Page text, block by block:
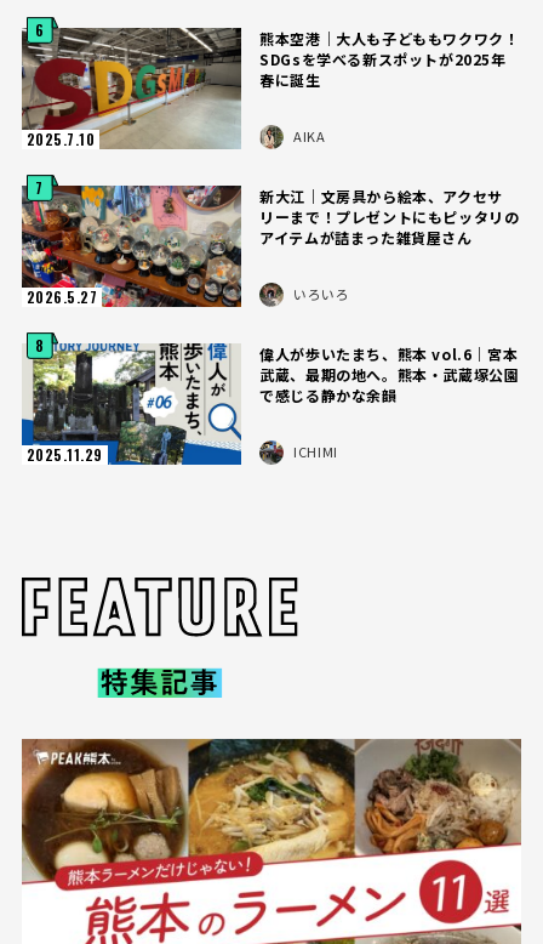
6
2025.7.10
熊本空港｜大人も子どももワクワク！
SDGsを学べる新スポットが2025年
春に誕生
AIKA
7
2026.5.27
新大江｜文房具から絵本、アクセサ
リーまで！プレゼントにもピッタリの
アイテムが詰まった雑貨屋さん
いろいろ
8
2025.11.29
偉人が歩いたまち、熊本 vol.6｜宮本
武蔵、最期の地へ。熊本・武蔵塚公園
で感じる静かな余韻
ICHIMI